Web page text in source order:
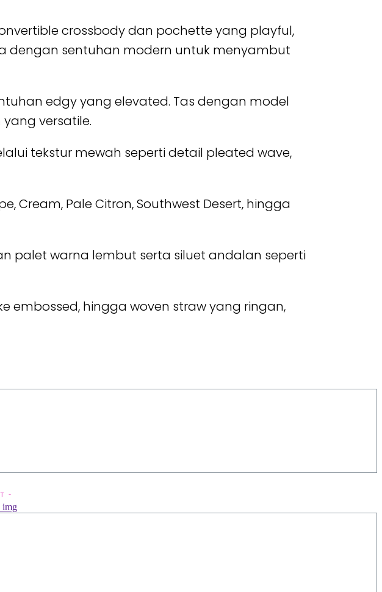
crossbody dan pochette yang playful,
sentuhan modern untuk menyambut
edgy yang elevated. Tas dengan model
versatile.
tekstur mewah seperti detail pleated wave,
Cream, Pale Citron, Southwest Desert, hingga
palet warna lembut serta siluet andalan seperti
embossed, hingga woven straw yang ringan,
-